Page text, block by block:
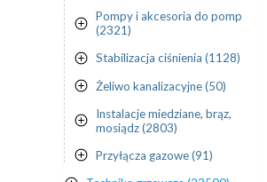
Pompy i akcesoria do pomp
(2321)
Stabilizacja ciśnienia (1128)
Żeliwo kanalizacyjne (50)
Instalacje miedziane, brąz,
mosiądz (2803)
Przyłącza gazowe (91)